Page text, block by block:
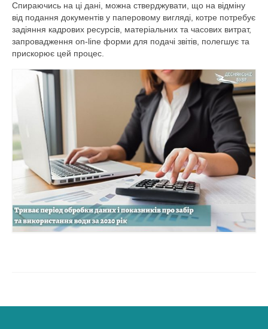
Поверхневі води
Дозвіл на спеціальне водокористува
Моніторинг поверхневих вод
Управління інфраструктурою
План діяльності системи енергетичного
менеджменту
Державні закупівлі
Запобігання корупції
Громадянам та бізнесу
Спираючись на ці дані, можна стверджувати, що на відміну
від подання документів у паперовому вигляді, котре потребує
задіяння кадрових ресурсів, матеріальних та часових витрат,
запровадження on-line форми для подачі звітів, полегшує та
прискорює цей процес.